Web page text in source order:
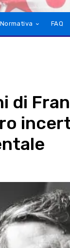
Normativa FAQ
di